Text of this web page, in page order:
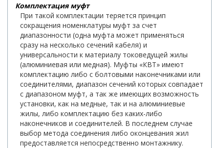
Комплектация муфт
При такой комплектации теряется принцип
сокращения номенклатуры муфт за счет
диапазонности (одна муфта может применяться
сразу на несколько сечений кабеля) и
универсальности к материалу токоведущей жилы
(алюминиевая или медная). Муфты «КВТ» имеют
комплектацию либо с болтовыми наконечниками или
соединителями, диапазон сечений которых совпадает
с диапазоном муфт, а так же имеющих возможность
установки, как на медные, так и на алюминиевые
жилы, либо комплектацию без каких-либо
наконечников и соединителей. В последнем случае
выбор метода соединения либо оконцевания жил
предоставляется непосредственно монтажнику.